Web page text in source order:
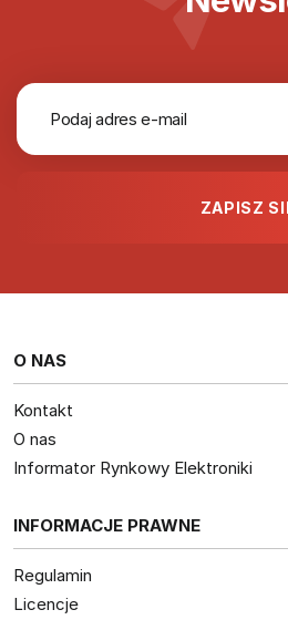
O NAS
Kontakt
O nas
Informator Rynkowy Elektroniki
INFORMACJE PRAWNE
Regulamin
Licencje